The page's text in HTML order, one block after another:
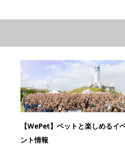
【WePet】ペットと楽しめるイ
ント情報